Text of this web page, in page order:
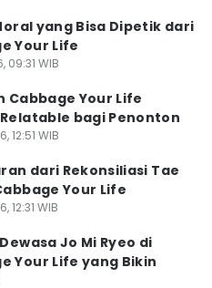
yang Bisa Dipetik dari
Your Life
09:31 WIB
Cabbage Your Life
bagi Penonton
12:51 WIB
dari Rekonsiliasi Tae
Your Life
12:31 WIB
Jo Mi Ryeo di
Your Life yang Bikin